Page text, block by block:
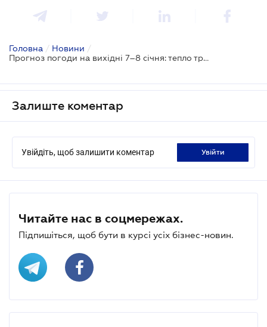
Головна / Новини /
Прогноз погоди на вихідні 7–8 січня: тепло тримає оборону на заході, холод наступає зі сходу
Залиште коментар
Увійдіть, щоб залишити коментар увійти
Читайте нас в соцмережах.
Підпишіться, щоб бути в курсі усіх бізнес-новин.